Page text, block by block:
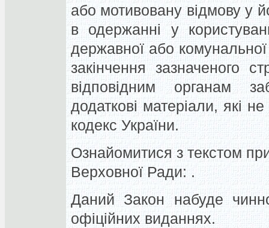
або мотивовану відмову у
в одержанні у
державної або
закінчення зазначеного
відповідним органам
додаткові матеріали, які
кодекс України.
Ознайомитися з текстом
Верховної Ради: .
Даний Закон набуде
офіційних виданнях.